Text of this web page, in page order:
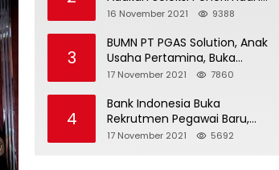
Pegawai Baru
16 November 2021 9388
3
BUMN PT PGAS Solution, Anak
Usaha Pertamina, Buka
Rekrutmen Pegawai Baru
17 November 2021 7860
4
Bank Indonesia Buka
Rekrutmen Pegawai Baru,
Tersedia 37 Posisi
17 November 2021 5692